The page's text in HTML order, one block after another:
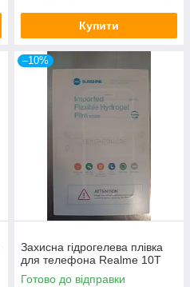
Купити
–10%
Захисна гідрогелева плівка
для телефона Realme 10T
Готово до відправки